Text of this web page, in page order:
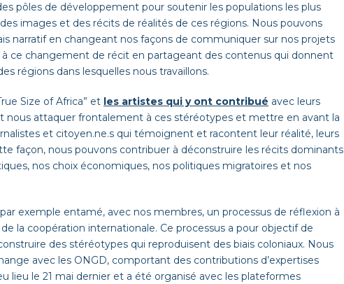
pôles de développement pour soutenir les populations les plus
images et des récits de réalités de ces régions. Nous pouvons
narratif en changeant nos façons de communiquer sur nos projets
ce changement de récit en partageant des contenus qui donnent
régions dans lesquelles nous travaillons.
Size of Africa” et les artistes qui y ont contribué avec leurs
nous attaquer frontalement à ces stéréotypes et mettre en avant la
et citoyen.ne.s qui témoignent et racontent leur réalité, leurs
façon, nous pouvons contribuer à déconstruire les récits dominants
nos choix économiques, nos politiques migratoires et nos
exemple entamé, avec nos membres, un processus de réflexion à
la coopération internationale. Ce processus a pour objectif de
des stéréotypes qui reproduisent des biais coloniaux. Nous
avec les ONGD, comportant des contributions d’expertises
lieu le 21 mai dernier et a été organisé avec les plateformes